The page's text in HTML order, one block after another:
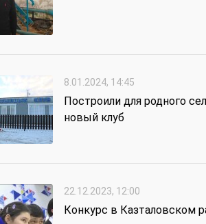
8.01.2024, 14:45
Построили для родного
новый клуб
22.12.2023, 12:00
Конкурс в Казталовском